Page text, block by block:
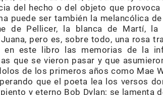
del hecho o del objeto que provoca
puede ser también la melancólica de
de Pellicer, la blanca de Martí, la
pero es, sobre todo, una rosa
en este libro las memorias de la
que se vieron pasar y que
de los primeros años como Mae
que el poeta lea los versos
y eterno Bob Dylan; se